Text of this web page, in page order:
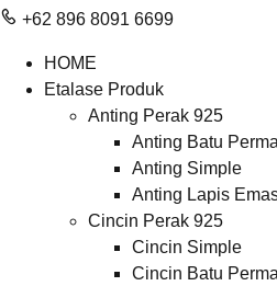
+62 896 8091 6699
HOME
Etalase Produk
Anting Perak 925
Anting Batu
Anting Simple
Anting Lapis
Cincin Perak 925
Cincin Simple
Cincin Batu